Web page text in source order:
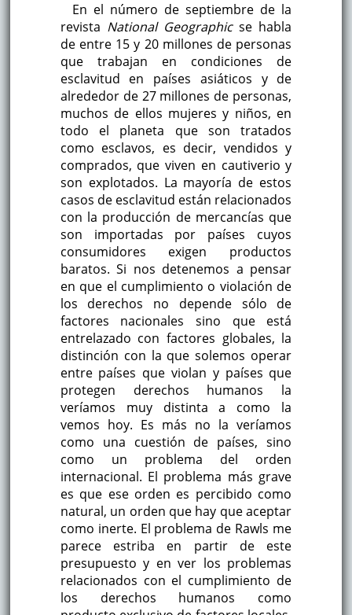
En el número de septiembre de la
revista National Geographicse habla
de entre 15 y 20 millones de personas
que trabajan en condiciones de
esclavitud en países asiáticos y de
alrededor de 27 millones de personas,
muchos de ellos mujeres y niños, en
todo el planeta que son tratados
como esclavos, es decir, vendidos y
comprados, que viven en cautiverio y
son explotados. La mayoría de estos
casos de esclavitud están relacionados
con la producción de mercancías que
son importadas por países cuyos
consumidores exigen productos
baratos. Si nos detenemos a pensar
en que el cumplimiento o violación de
los derechos no depende sólo de
factores nacionales sino que está
entrelazado con factores globales, la
distinción con la que solemos operar
entre países que violan y países que
protegen derechos humanos la
veríamos muy distinta a como la
vemos hoy. Es más no la veríamos
como una cuestión de países, sino
como un problema del orden
internacional. El problema más grave
es que ese orden es percibido como
natural, un orden que hay que aceptar
como inerte. El problema de Rawls me
parece estriba en partir de este
presupuesto y en ver los problemas
relacionados con el cumplimiento de
los derechos humanos como